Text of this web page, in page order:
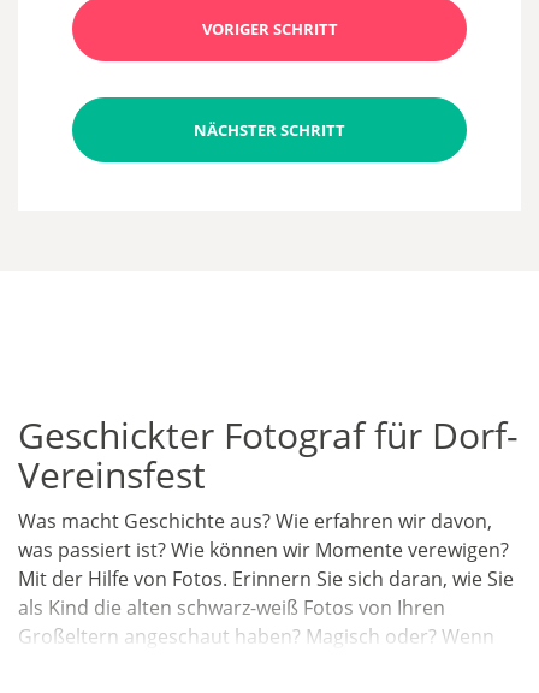
VORIGER SCHRITT
NÄCHSTER SCHRITT
Geschickter Fotograf für Dorf-
Vereinsfest
Was macht Geschichte aus? Wie erfahren wir davon,
was passiert ist? Wie können wir Momente verewigen?
Mit der Hilfe von Fotos. Erinnern Sie sich daran, wie Sie
als Kind die alten schwarz-weiß Fotos von Ihren
Großeltern angeschaut haben? Magisch oder? Wenn